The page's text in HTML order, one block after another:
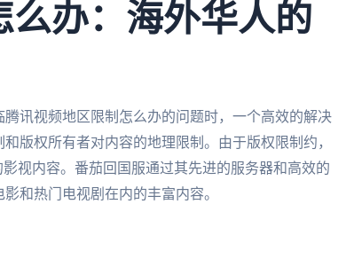
么办：海外华人的
讯视频地区限制怎么办的问题时，一个高效的解决
版权所有者对内容的地理限制。由于版权限制约，
视内容。番茄回国服通过其先进的服务器和高效的
和热门电视剧在内的丰富内容。